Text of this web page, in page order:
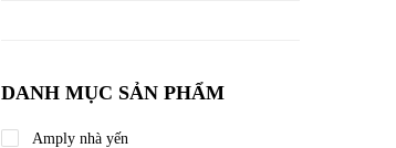
DANH MỤC SẢN PHẨM
Amply nhà yến